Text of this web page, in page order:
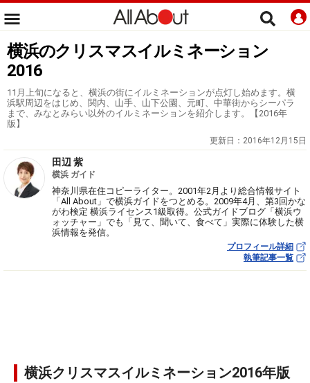
横浜のクリスマスイルミネーション
2016
11月上旬になると、横浜の街にイルミネーションが点灯し始めます。横
浜駅周辺をはじめ、関内、山手、山下公園、元町、中華街からシーパラ
まで、みなとみらい以外のイルミネーションを紹介します。【2016年
版】
更新日： 2016年12月15日
田辺 紫
横浜 ガイド
神奈川県在住コピーライター。2001年2月より総合情報サイト
「All About」で横浜ガイドをつとめる。2009年4月、第3回かな
がわ検定 横浜ライセンス1級取得。公式ガイドブログ「横浜ウ
ォッチャー」でも「見て、聞いて、食べて」実際に体験した横
浜情報を発信。
プロフィール詳細
執筆記事一覧
横浜クリスマスイルミネーション2016年版